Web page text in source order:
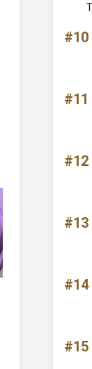
#10
#11
#12
#13
#14
#15